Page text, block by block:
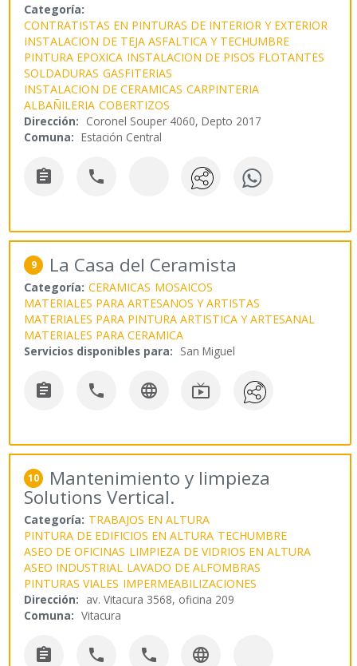
Categoría:
CONTRATISTAS EN PINTURAS DE INTERIOR Y EXTERIOR
INSTALACION DE TEJA ASFALTICA Y TECHUMBRE
PINTURA EPOXICA INSTALACION DE PISOS FLOTANTES
SOLDADURAS GASFITERIAS
INSTALACION DE CERAMICAS CARPINTERIA
ALBAÑILERIA COBERTIZOS
Dirección: Coronel Souper 4060, Depto 2017
Comuna: Estación Central
 
9 La Casa del Ceramista
Categoría: CERAMICAS MOSAICOS
MATERIALES PARA ARTESANOS Y ARTISTAS
MATERIALES PARA PINTURA ARTISTICA Y ARTESANAL
MATERIALES PARA CERAMICA
Servicios disponibles para: San Miguel
   
10 Mantenimiento y limpieza
Solutions Vertical.
Categoría: TRABAJOS EN ALTURA
PINTURA DE EDIFICIOS EN ALTURA TECHUMBRE
ASEO DE OFICINAS LIMPIEZA DE VIDRIOS EN ALTURA
ASEO INDUSTRIAL LAVADO DE ALFOMBRAS
PINTURAS VIALES IMPERMEABILIZACIONES
Dirección: av. Vitacura 3568, oficina 209
Comuna: Vitacura
   